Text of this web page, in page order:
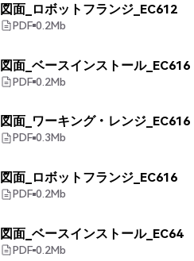
図面_ロボットフランジ_EC612
PDF 0.2Mb
図面_ベースインストール_EC616
PDF 0.2Mb
図面_ワーキング・レンジ_EC616
PDF 0.3Mb
図面_ロボットフランジ_EC616
PDF 0.2Mb
図面_ベースインストール_EC64
PDF 0.2Mb